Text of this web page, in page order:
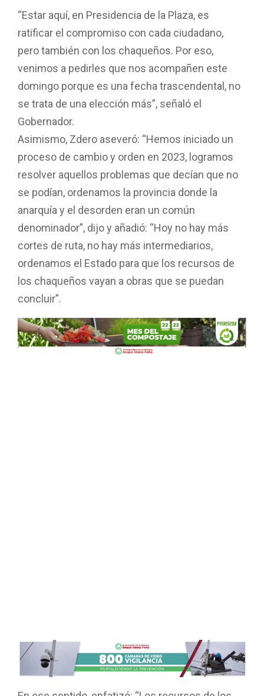
“Estar aquí, en Presidencia de la Plaza, es
ratificar el compromiso con cada ciudadano,
pero también con los chaqueños. Por eso,
venimos a pedirles que nos acompañen este
domingo porque es una fecha trascendental, no
se trata de una elección más”, señaló el
Gobernador.
Asimismo, Zdero aseveró: “Hemos iniciado un
proceso de cambio y orden en 2023, logramos
resolver aquellos problemas que decían que no
se podían, ordenamos la provincia donde la
anarquía y el desorden eran un común
denominador”, dijo y añadió: “Hoy no hay más
cortes de ruta, no hay más intermediarios,
ordenamos el Estado para que los recursos de
los chaqueños vayan a obras que se puedan
concluir”.